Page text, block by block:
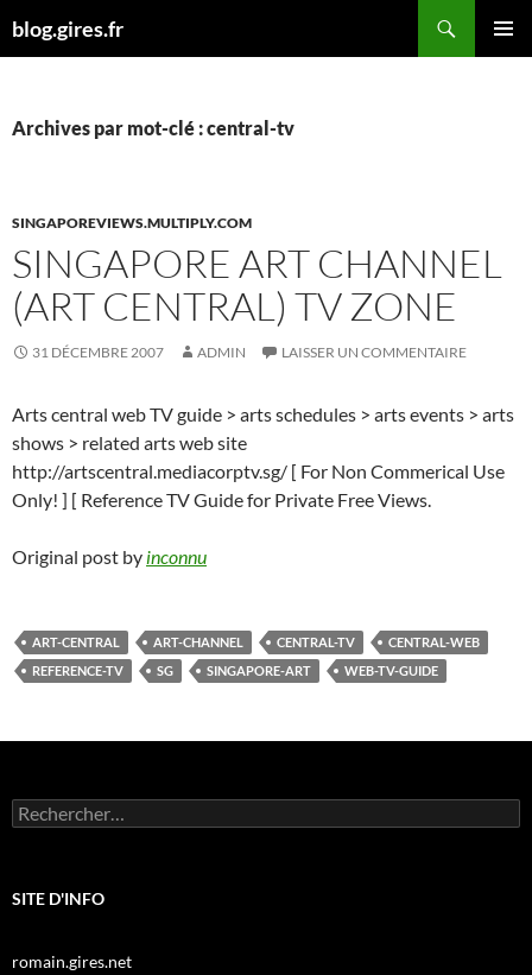
aublog.gires.fr
Archives par mot-clé : central-tv
SINGAPOREVIEWS.MULTIPLY.COM
SINGAPORE ART CHANNEL
(ART CENTRAL) TV ZONE
31 DÉCEMBRE 2007 ADMIN LAISSER UN COMMENTAIRE
Arts central web TV guide > arts schedules > arts events > arts
shows > related arts web site
http://artscentral.mediacorptv.sg/ [ For Non Commerical Use
Only! ] [ Reference TV Guide for Private Free Views.
Original post by inconnu
ART-CENTRAL ART-CHANNEL CENTRAL-TV
CENTRAL-WEB
REFERENCE-TV
SG SINGAPORE-ART WEB-TV-GUIDE
Rechercher :
SITE D'INFO
romain.gires.net